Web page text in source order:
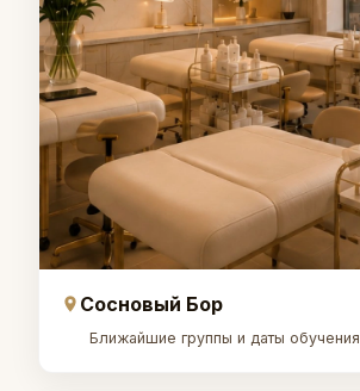
Сосновый Бор
Ближайшие группы и даты обучения